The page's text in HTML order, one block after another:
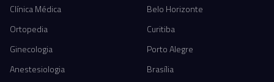
Clínica Médica
Ortopedia
Ginecologia
Anestesiologia
Belo Horizonte
Curitiba
Porto Alegre
Brasília